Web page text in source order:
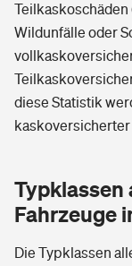
Teilkaskoschäden
Wildunfälle oder
diese Statistik
kaskoversicherter
Typklassen
Fahrzeuge
Die Typklassen